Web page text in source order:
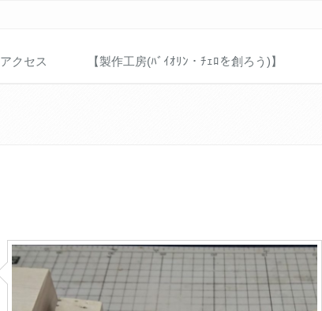
アクセス 【製作工房(ﾊﾞｲｵﾘﾝ・ﾁｪﾛを創ろう)】